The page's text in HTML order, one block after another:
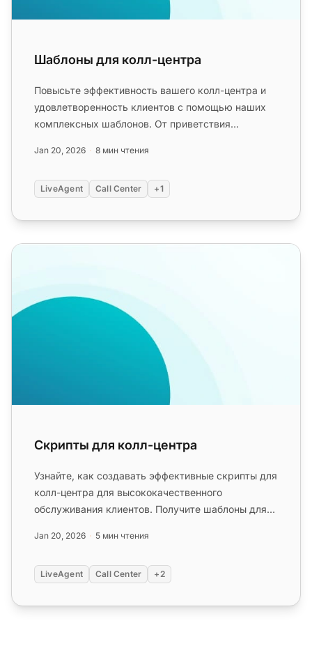
Шаблоны для колл-центра
Повысьте эффективность вашего колл-центра и
удовлетворенность клиентов с помощью наших
комплексных шаблонов. От приветствия
Jan 20, 2026 8 мин чтения
LiveAgent Call Center +1
Скрипты для колл-центра
Скрипты для колл-центра
Узнайте, как создавать эффективные скрипты для
колл-центра для высококачественного
обслуживания клиентов. Получите шаблоны для
Jan 20, 2026 5 мин чтения
LiveAgent Call Center +2